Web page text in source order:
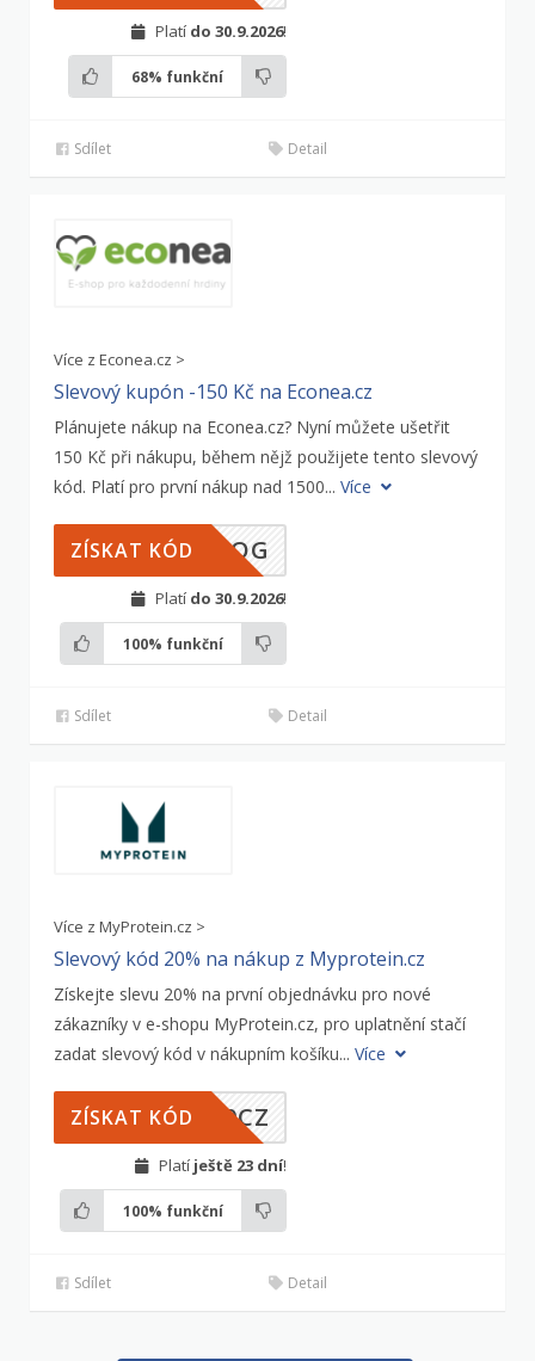
Platí do 30.9.2026!
68% funkční
Sdílet Detail
Více z Econea.cz >
Slevový kupón -150 Kč na Econea.cz
Plánujete nákup na Econea.cz? Nyní můžete ušetřit
150 Kč při nákupu, během nějž použijete tento slevový
kód. Platí pro první nákup nad 1500... Více
BLOG
ZÍSKAT KÓD
Platí do 30.9.2026!
100% funkční
Sdílet Detail
Více z MyProtein.cz >
Slevový kód 20% na nákup z Myprotein.cz
Získejte slevu 20% na první objednávku pro nové
zákazníky v e-shopu MyProtein.cz, pro uplatnění stačí
zadat slevový kód v nákupním košíku... Více
20CZ
ZÍSKAT KÓD
Platí ještě 23 dní!
100% funkční
Sdílet Detail